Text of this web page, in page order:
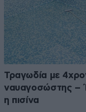
Τραγωδία με
ναυαγοσώστης –
η πισίνα